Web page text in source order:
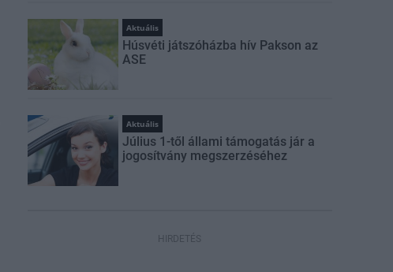
Aktuális
Húsvéti játszóházba hív Pakson az
ASE
Aktuális
Július 1-től állami támogatás jár a
jogosítvány megszerzéséhez
HIRDETÉS